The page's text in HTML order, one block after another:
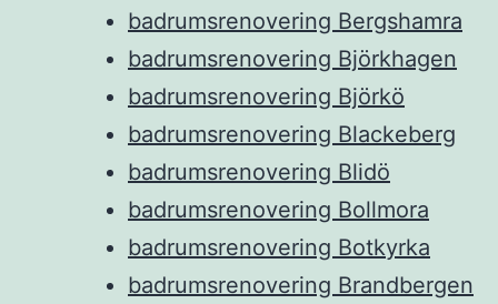
badrumsrenovering Bergshamra
badrumsrenovering Björkhagen
badrumsrenovering Björkö
badrumsrenovering Blackeberg
badrumsrenovering Blidö
badrumsrenovering Bollmora
badrumsrenovering Botkyrka
badrumsrenovering Brandbergen